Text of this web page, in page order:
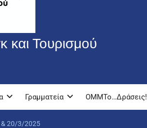
και Τουρισμού
Γραμματεία OMMTo…Δράσεις!
& 20/3/2025